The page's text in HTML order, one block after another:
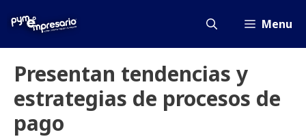
Menu
Presentan tendencias y
estrategias de procesos de
pago